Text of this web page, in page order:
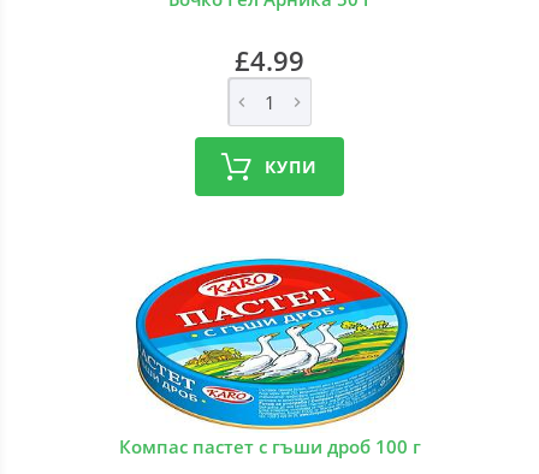
£4.99
КУПИ
Компас пастет с гъши дроб 100 г